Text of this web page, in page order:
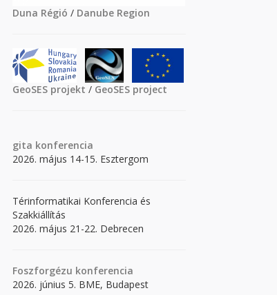
Duna Régió / Danube Region
GeoSES projekt / GeoSES project
gita konferencia
2026. május 14-15. Esztergom
Térinformatikai Konferencia és
Szakkiállítás
2026. május 21-22. Debrecen
Foszforgézu konferencia
2026. június 5. BME, Budapest